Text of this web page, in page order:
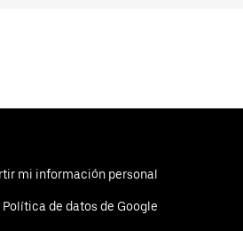
mi información personal
Política de datos de Google